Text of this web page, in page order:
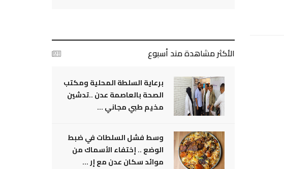
الأكثر مشاهدة مند أسبوع
برعاية السلطة المحلية ومكتب
الصحة بالعاصمة عدن ..تدشين
مخيم طبي مجاني ...
وسط فشل السلطات في ضبط
الوضع .. إختفاء الأسماك من
موائد سكان عدن مع إر ...